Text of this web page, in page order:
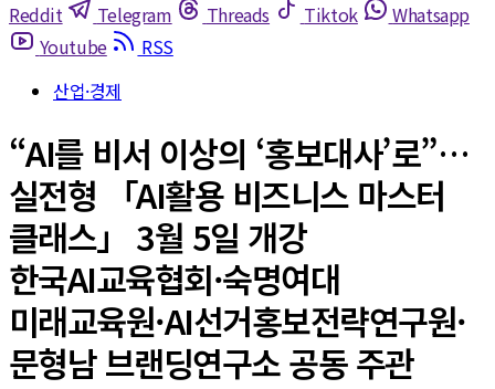
Reddit
Telegram Threads Tiktok
Whatsapp
Youtube
RSS
산업·경제
“AI를 비서 이상의 ‘홍보대사’로”…
실전형 「AI활용 비즈니스 마스터
클래스」 3월 5일 개강
한국AI교육협회·숙명여대
미래교육원·AI선거홍보전략연구원·
문형남 브랜딩연구소 공동 주관